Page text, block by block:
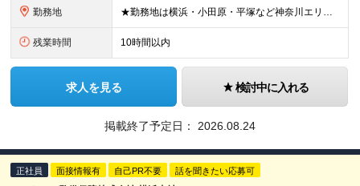
勤務地 ★勤務地は横浜・小田原・平塚など神奈川エリア限定！ ★面接1回で入社が可能です。最短1週間での入社も！ 平塚市内（施設先）もしくは隣接する近隣の地域での勤務となります。 ・神奈川県平塚市 ・神奈川県
残業時間 10時間以内
求人を見る 検討中に入れる
掲載終了予定日： 2026.08.24
正社員 面接情報有 自己PR不要 話を聞きたい応募可